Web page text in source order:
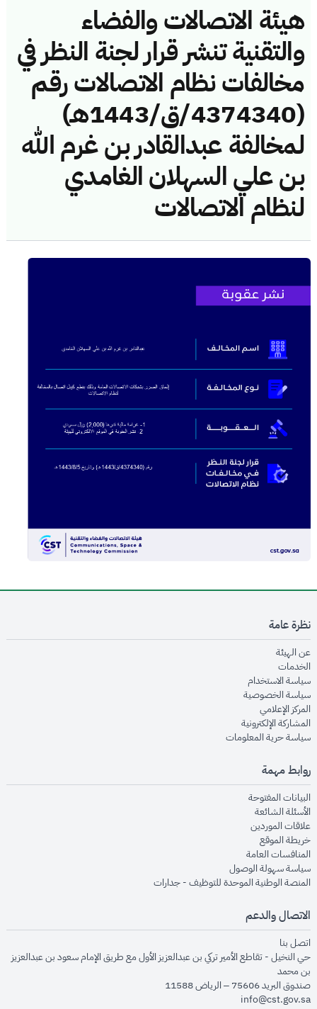
هيئة الاتصالات والفضاء
والتقنية تنشر قرار لجنة النظر في
مخالفات نظام الاتصالات رقم
(4374340/ق/1443هـ)
لمخالفة عبدالقادر بن غرم الله
بن علي السهلان الغامدي
لنظام الاتصالات
نظرة عامة
عن الهيئةopens in new window
الخدماتopens in new window
سياسة الاستخدام
سياسة الخصوصيةopens in new window
المركز الإعلاميopens in new window
المشاركة الإلكترونيةopens in new window
سياسة حرية المعلوماتopens in new window
روابط مهمة
البيانات المفتوحةopens in new window
الأسئلة الشائعةopens in new window
علاقات الموردينopens in new window
خريطة الموقعopens in new window
المنافسات العامةopens in new window
سياسة سهولة الوصولopens in new window
المنصة الوطنية الموحدة للتوظيف - جداراتopens in new window
الاتصال والدعم
اتصل بنا
حي النخيل - تقاطع الأمير تركي بن عبدالعزيز الأول مع طريق الإمام سعود بن عبدالعزيز
بن محمد
صندوق البريد 75606 – الرياض 11588
info@cst.gov.sa